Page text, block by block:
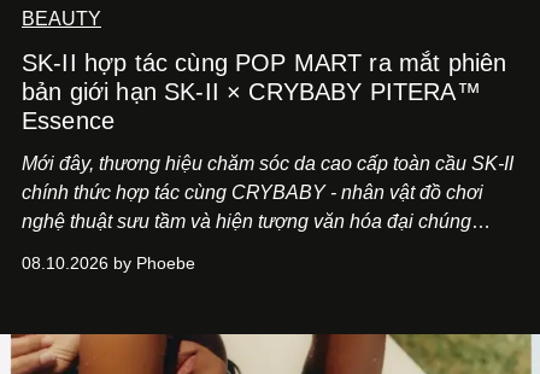
BEAUTY
SK-II hợp tác cùng POP MART ra mắt phiên
bản giới hạn SK-II × CRYBABY PITERA™
Essence
Mới đây, thương hiệu chăm sóc da cao cấp toàn cầu SK-II
chính thức hợp tác cùng CRYBABY - nhân vật đồ chơi
nghệ thuật sưu tầm và hiện tượng văn hóa đại chúng
08.10.2026 by Phoebe